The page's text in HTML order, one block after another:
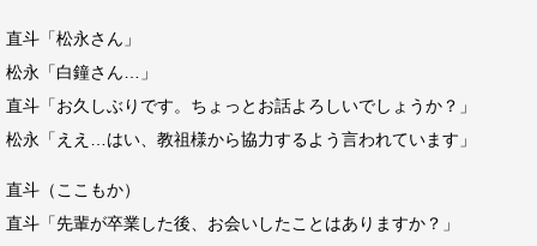
直斗「松永さん」
松永「白鐘さん…」
直斗「お久しぶりです。ちょっとお話よろしいでしょうか？」
松永「ええ…はい、教祖様から協力するよう言われています」
直斗（ここもか）
直斗「先輩が卒業した後、お会いしたことはありますか？」